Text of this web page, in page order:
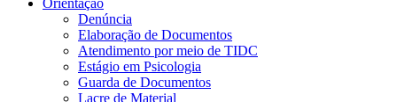
Orientação
Denúncia
Elaboração de Documentos
Atendimento por meio de TIDC
Estágio em Psicologia
Guarda de Documentos
Lacre de Material